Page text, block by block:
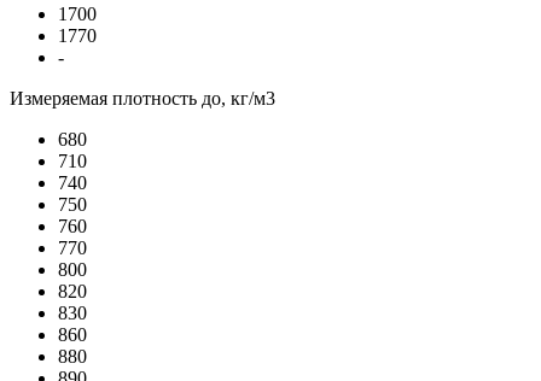
1700
1770
-
Измеряемая плотность до, кг/м3
680
710
740
750
760
770
800
820
830
860
880